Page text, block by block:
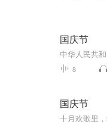
国庆节
8
国庆节